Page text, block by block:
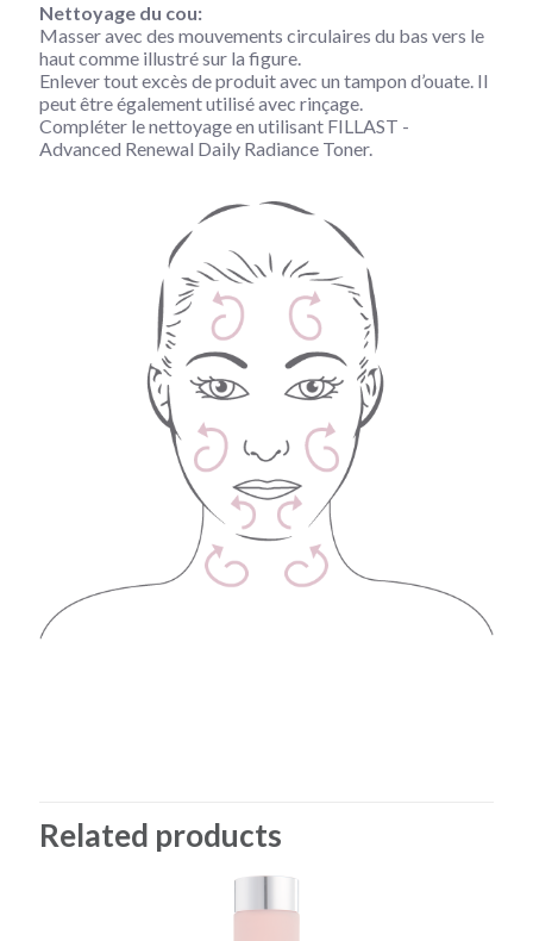
Nettoyage du cou:
Masser avec des mouvements circulaires du bas vers le
haut comme illustré sur la figure.
Enlever tout excès de produit avec un tampon d’ouate. Il
peut être également utilisé avec rinçage.
Compléter le nettoyage en utilisant FILLAST -
Advanced Renewal Daily Radiance Toner.
Related products